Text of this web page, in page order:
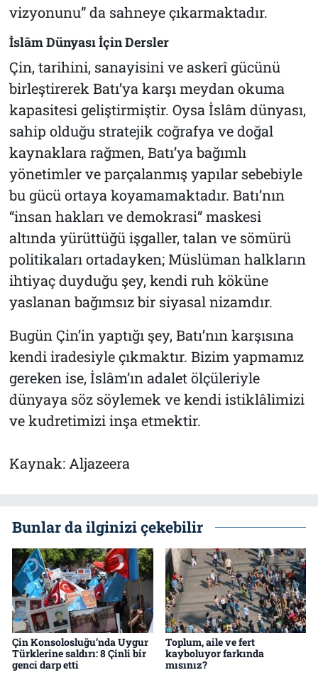
vizyonunu” da sahneye çıkarmaktadır.
İslâm Dünyası İçin Dersler
Çin, tarihini, sanayisini ve askerî gücünü
birleştirerek Batı’ya karşı meydan okuma
kapasitesi geliştirmiştir. Oysa İslâm dünyası,
sahip olduğu stratejik coğrafya ve doğal
kaynaklara rağmen, Batı’ya bağımlı
yönetimler ve parçalanmış yapılar sebebiyle
bu gücü ortaya koyamamaktadır. Batı’nın
“insan hakları ve demokrasi” maskesi
altında yürüttüğü işgaller, talan ve sömürü
politikaları ortadayken; Müslüman halkların
ihtiyaç duyduğu şey, kendi ruh köküne
yaslanan bağımsız bir siyasal nizamdır.
Bugün Çin’in yaptığı şey, Batı’nın karşısına
kendi iradesiyle çıkmaktır. Bizim yapmamız
gereken ise, İslâm’ın adalet ölçüleriyle
dünyaya söz söylemek ve kendi istiklâlimizi
ve kudretimizi inşa etmektir.
Kaynak: Aljazeera
Bunlar da ilginizi çekebilir
Çin Konsolosluğu’nda Uygur
Türklerine saldırı: 8 Çinli bir
genci darp etti
Toplum, aile ve fert
kayboluyor farkında
mısınız?